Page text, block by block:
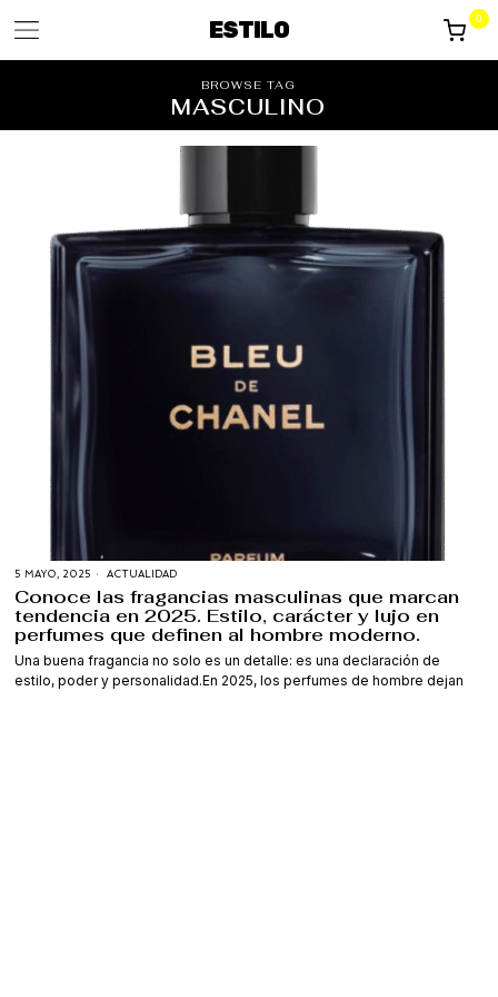
ESTILO 0
BROWSE TAG
MASCULINO
5 MAYO, 2025 ACTUALIDAD
Conoce las fragancias masculinas que marcan
tendencia en 2025. Estilo, carácter y lujo en
perfumes que definen al hombre moderno.
Una buena fragancia no solo es un detalle: es una declaración de
estilo, poder y personalidad.En 2025, los perfumes de hombre dejan